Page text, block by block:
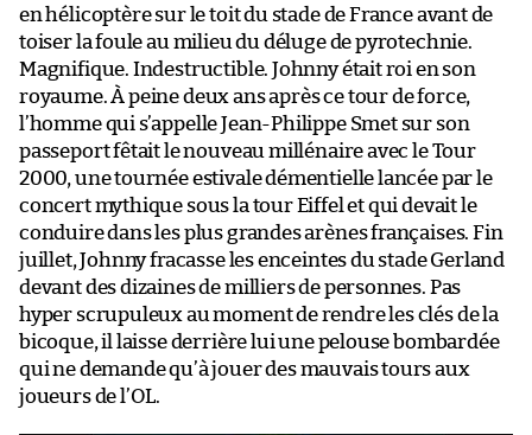
en hélicoptère sur le toit du stade de France avant de
toiser la foule au milieu du déluge de pyrotechnie.
Magnifique. Indestructible. Johnny était roi en son
royaume. À peine deux ans après ce tour de force,
l’homme qui s’appelle Jean-Philippe Smet sur son
passeport fêtait le nouveau millénaire avec le Tour
2000, une tournée estivale démentielle lancée par le
concert mythique sous la tour Eiffel et qui devait le
conduire dans les plus grandes arènes françaises. Fin
juillet, Johnny fracasse les enceintes du stade Gerland
devant des dizaines de milliers de personnes. Pas
hyper scrupuleux au moment de rendre les clés de la
bicoque, il laisse derrière lui une pelouse bombardée
qui ne demande qu’à jouer des mauvais tours aux
joueurs de l’OL.